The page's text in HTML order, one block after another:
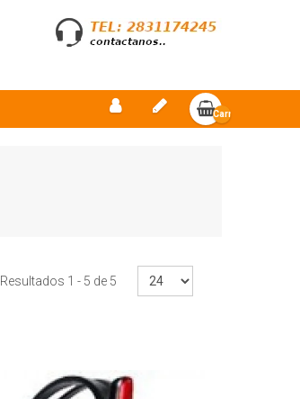
Carro
Resultados 1 - 5 de 5